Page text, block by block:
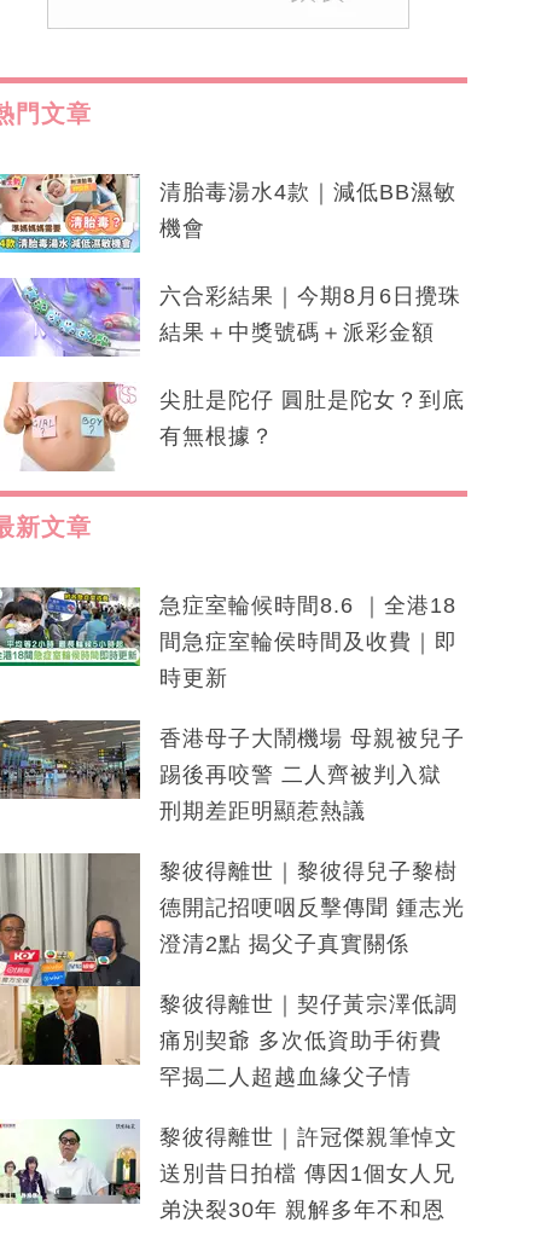
門文章
清胎毒湯水4款｜減低BB濕敏
機會
六合彩結果｜今期8月6日攪珠
結果＋中獎號碼＋派彩金額
尖肚是陀仔 圓肚是陀女？到底
有無根據？
新文章
急症室輪候時間8.6 ｜全港18
間急症室輪侯時間及收費｜即
時更新
香港母子大鬧機場 母親被兒子
踢後再咬警 二人齊被判入獄
刑期差距明顯惹熱議
黎彼得離世｜黎彼得兒子黎樹
德開記招哽咽反擊傳聞 鍾志光
澄清2點 揭父子真實關係
黎彼得離世｜契仔黃宗澤低調
痛別契爺 多次低資助手術費
罕揭二人超越血緣父子情
黎彼得離世｜許冠傑親筆悼文
送別昔日拍檔 傳因1個女人兄
弟決裂30年 親解多年不和恩